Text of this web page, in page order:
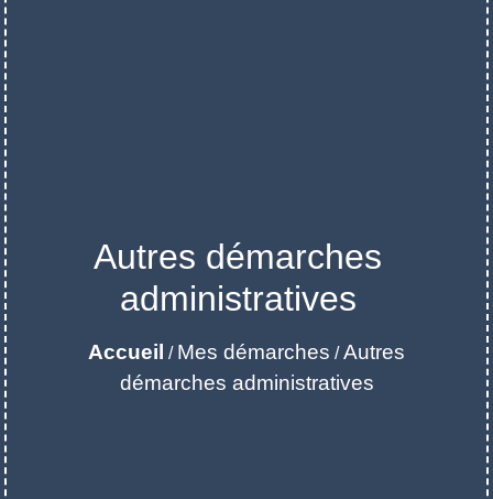
Autres démarches
administratives
Accueil / Mes démarches /Autres
démarches administratives